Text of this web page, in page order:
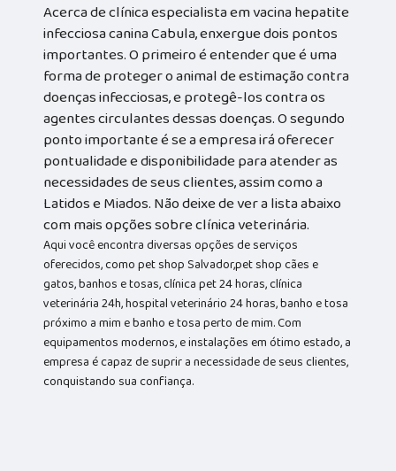
Acerca de clínica especialista em vacina hepatite
infecciosa canina Cabula, enxergue dois pontos
importantes. O primeiro é entender que é uma
forma de proteger o animal de estimação contra
doenças infecciosas, e protegê-los contra os
agentes circulantes dessas doenças. O segundo
ponto importante é se a empresa irá oferecer
pontualidade e disponibilidade para atender as
necessidades de seus clientes, assim como a
Latidos e Miados. Não deixe de ver a lista abaixo
com mais opções sobre clínica veterinária.
Aqui você encontra diversas opções de serviços
oferecidos, como pet shop Salvador,pet shop cães e
gatos, banhos e tosas, clínica pet 24 horas, clínica
veterinária 24h, hospital veterinário 24 horas, banho e tosa
próximo a mim e banho e tosa perto de mim. Com
equipamentos modernos, e instalações em ótimo estado, a
empresa é capaz de suprir a necessidade de seus clientes,
conquistando sua confiança.